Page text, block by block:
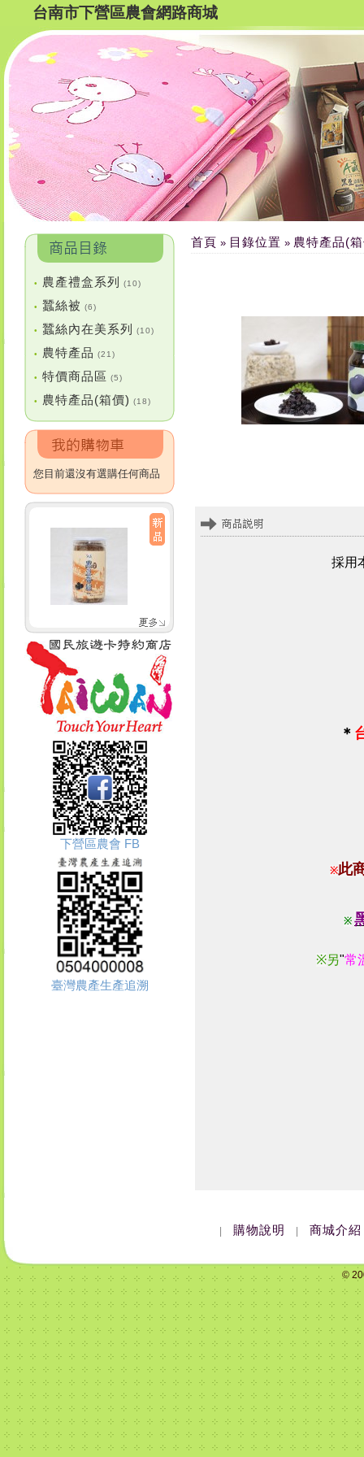
台南市下營區農會網路商城
• 農產禮盒系列 (10)
• 蠶絲被 (6)
• 蠶絲內在美系列 (10)
• 農特產品 (21)
• 特價商品區 (5)
• 農特產品(箱價) (18)
您目前還沒有選購任何商品
下營區農會 FB
臺灣農產生產追溯
首頁 » 目錄位置 » 農特產品(
採用
＊
※此
※
※另"常
購物說明 商城介紹
©